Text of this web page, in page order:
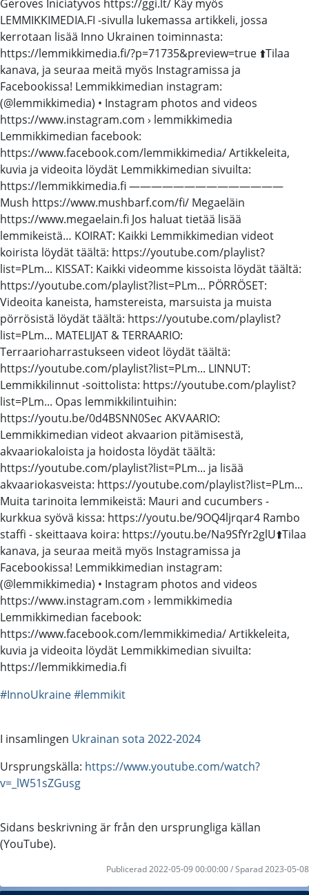
Geroves Iniciatyvos https://ggi.lt/ Käy myös
LEMMIKKIMEDIA.FI -sivulla lukemassa artikkeli, jossa
kerrotaan lisää Inno Ukrainen toiminnasta:
https://lemmikkimedia.fi/?p=71735&preview=true ⬆️Tilaa
kanava, ja seuraa meitä myös Instagramissa ja
Facebookissa! Lemmikkimedian instagram:
(@lemmikkimedia) • Instagram photos and videos
https://www.instagram.com › lemmikkimedia
Lemmikkimedian facebook:
https://www.facebook.com/lemmikkimedia/ Artikkeleita,
kuvia ja videoita löydät Lemmikkimedian sivuilta:
https://lemmikkimedia.fi ——————————————
Mush https://www.mushbarf.com/fi/ Megaeläin
https://www.megaelain.fi Jos haluat tietää lisää
lemmikeistä… KOIRAT: Kaikki Lemmikkimedian videot
koirista löydät täältä: https://youtube.com/playlist?
list=PLm... KISSAT: Kaikki videomme kissoista löydät täältä:
https://youtube.com/playlist?list=PLm... PÖRRÖSET:
Videoita kaneista, hamstereista, marsuista ja muista
pörrösistä löydät täältä: https://youtube.com/playlist?
list=PLm... MATELIJAT & TERRAARIO:
Terraarioharrastukseen videot löydät täältä:
https://youtube.com/playlist?list=PLm... LINNUT:
Lemmikkilinnut -soittolista: https://youtube.com/playlist?
list=PLm... Opas lemmikkilintuihin:
https://youtu.be/0d4BSNN0Sec AKVAARIO:
Lemmikkimedian videot akvaarion pitämisestä,
akvaariokaloista ja hoidosta löydät täältä:
https://youtube.com/playlist?list=PLm... ja lisää
akvaariokasveista: https://youtube.com/playlist?list=PLm...
Muita tarinoita lemmikeistä: Mauri and cucumbers -
kurkkua syövä kissa: https://youtu.be/9OQ4ljrqar4 Rambo
staffi - skeittaava koira: https://youtu.be/Na9SfYr2glU⬆️Tilaa
kanava, ja seuraa meitä myös Instagramissa ja
Facebookissa! Lemmikkimedian instagram:
(@lemmikkimedia) • Instagram photos and videos
https://www.instagram.com › lemmikkimedia
Lemmikkimedian facebook:
https://www.facebook.com/lemmikkimedia/ Artikkeleita,
kuvia ja videoita löydät Lemmikkimedian sivuilta:
https://lemmikkimedia.fi
#InnoUkraine#lemmikit
I insamlingen Ukrainan sota 2022-2024
Ursprungskälla: https://www.youtube.com/watch?
v=_lW51sZGusg
Sidans beskrivning är från den ursprungliga källan
(YouTube).
Publicerad 2022-05-09 00:00:00 / Sparad 2023-05-08